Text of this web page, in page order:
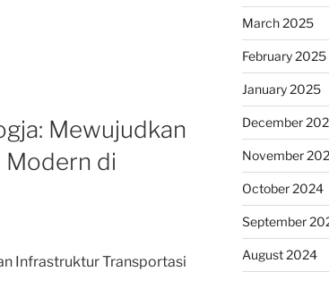
Mewujudkan
di
Infrastruktur Transportasi
March 2025
February 2025
January 2025
December
November
October 2024
September
August 2024